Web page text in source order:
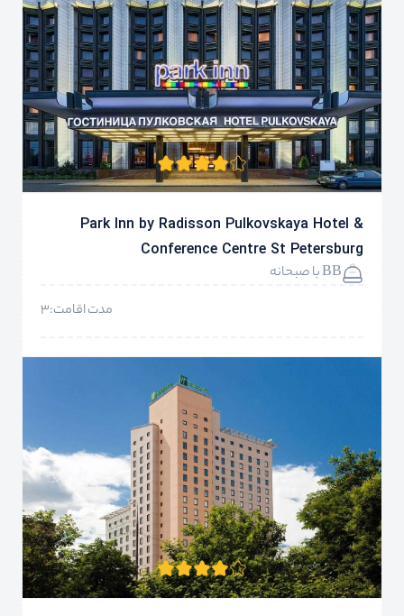
Park Inn by Radisson Pulkovskaya Hotel &
Conference Centre St Petersburg
BB با صبحانه
مدت اقامت:3